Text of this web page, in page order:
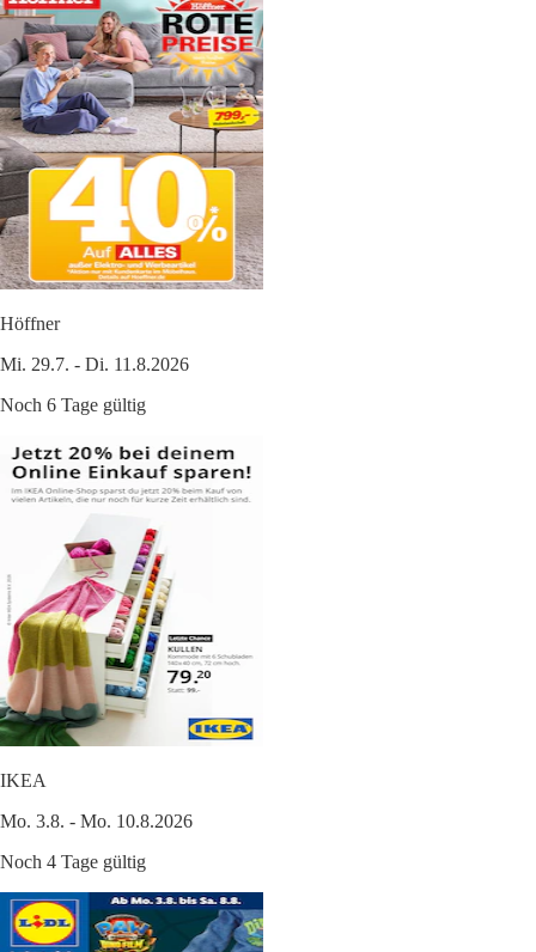
Höffner
Mi. 29.7. - Di. 11.8.2026
Noch 6 Tage gültig
IKEA
Mo. 3.8. - Mo. 10.8.2026
Noch 4 Tage gültig